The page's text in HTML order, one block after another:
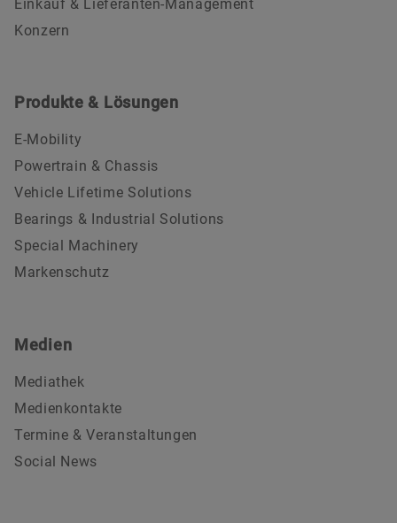
Einkauf & Lieferanten-Management
Konzern
Produkte & Lösungen
E-Mobility
Powertrain & Chassis
Vehicle Lifetime Solutions
Bearings & Industrial Solutions
Special Machinery
Markenschutz
Medien
Mediathek
Medienkontakte
Termine & Veranstaltungen
Social News